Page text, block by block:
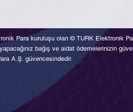
Para kuruluşu olan © TURK Elektronik
bağış ve aidat ödemelerinizin
A.Ş. güvencesindedir.